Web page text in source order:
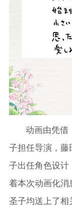
动画由凭借
子担任导演，藤
子出任角色设计
着本次动画化消
圣子均送上了相